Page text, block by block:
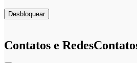
Desbloquear
Contatos e Redes